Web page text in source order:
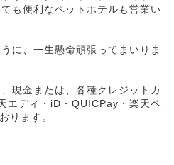
も便利なペットホテルも営業い
に、一生懸命頑張ってまいりま
現金または、各種クレジットカ
エディ・iD・QUICPay・楽天ペ
ります。